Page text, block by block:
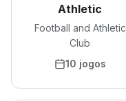
Athletic
Football and Athletic
Club
10 jogos